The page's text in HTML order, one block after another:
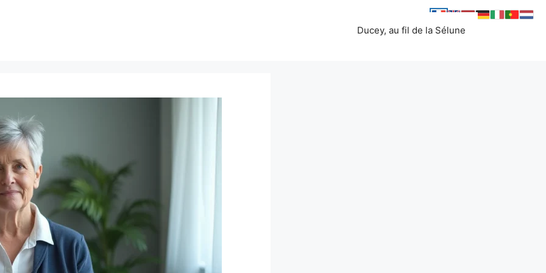
Ducey, au fil de la Sélune